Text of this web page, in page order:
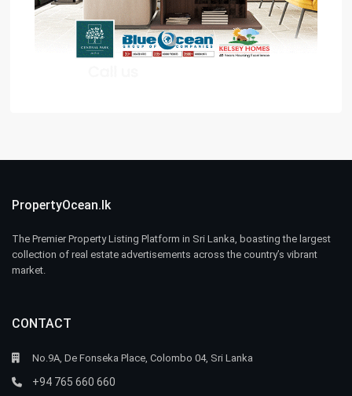
PropertyOcean.lk
The Premier Property Listing Platform in Sri Lanka, boasting the largest
collection of real estate advertisements across the country’s vibrant
market.
CONTACT
No.9A, De Fonseka Place, Colombo 04, Sri Lanka
+94 765 660 660